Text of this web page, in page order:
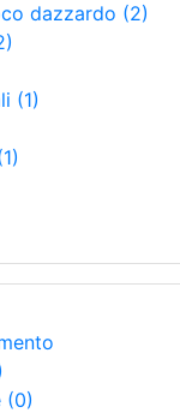
dazzardo (2)
(1)
(0)